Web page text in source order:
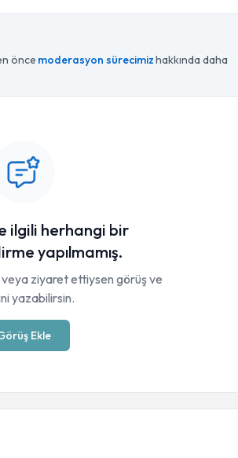
önce moderasyon sürecimizhakkında daha
ilgili herhangi bir
yapılmamış.
veya ziyaret ettiysen görüş ve
yazabilirsin.
Ekle